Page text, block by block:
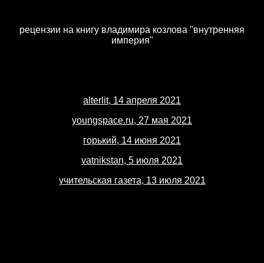
рецензии на книгу владимира козлова "внутренняя
империя"
alterlit, 14 апреля 2021
youngspace.ru, 27 мая 2021
горький, 14 июня 2021
vatnikstan, 5 июля 2021
учительская газета, 13 июля 2021